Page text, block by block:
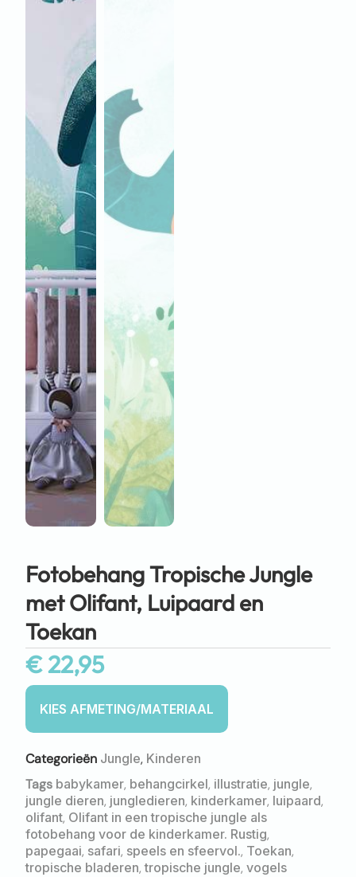
Fotobehang Tropische Jungle
met Olifant, Luipaard en
Toekan
€22,95
Categorieën Jungle, Kinderen
Tags babykamer, behangcirkel, illustratie, jungle,
jungle dieren, jungledieren, kinderkamer, luipaard,
olifant, Olifant in een tropische jungle als
fotobehang voor de kinderkamer. Rustig,
papegaai, safari, speels en sfeervol., Toekan,
tropische bladeren,tropische jungle, vogels